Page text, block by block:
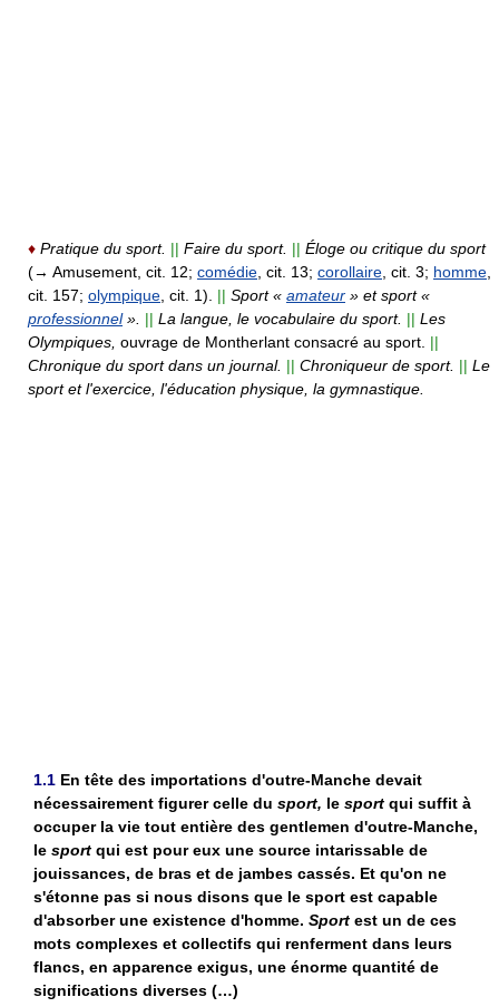
♦ Pratique du sport. || Faire du sport. || Éloge ou critique du sport
(→ Amusement, cit. 12; comédie , cit. 13; corollaire , cit. 3; homme
cit. 157; olympique , cit. 1). || Sport « amateur » et sport «
professionnel». || La langue, le vocabulaire du sport. || Les
Olympiques, ouvrage de Montherlant consacré au sport. ||
Chronique du sport dans un journal. || Chroniqueur de sport. || Le
sport et l'exercice, l'éducation physique, la gymnastique.
1.1 En tête des importations d'outre-Manche devait
nécessairement figurer celle du sport, le sport qui suffit à
occuper la vie tout entière des gentlemen d'outre-Manche,
le sport qui est pour eux une source intarissable de
jouissances, de bras et de jambes cassés. Et qu'on ne
s'étonne pas si nous disons que le sport est capable
d'absorber une existence d'homme. Sport est un de ces
mots complexes et collectifs qui renferment dans leurs
flancs, en apparence exigus, une énorme quantité de
significations diverses (…)